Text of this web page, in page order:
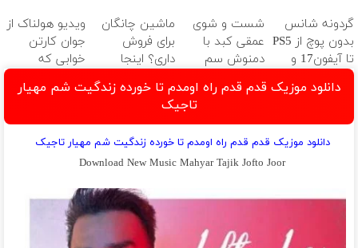
ضامن
دندان
با40%تخفیف)
میلیون تومان!!!
گردونه شانس
بدون پوچ از PS5
تا آیفون17 و
بیت کوین 🔥
شست و شوی
عمقی کبد با
دمنوش سم
ماشین چانگان
برای فروش
داری؟ اینجا
سریع بفروشش
ویدیو هولناک از
جوان کارتن
خوابی که
آموزش رایگان
دانلود موزیک قدم قدم راه اومدم تا خورده زندگیت شم مهیار
تاجیک
دانلود موزیک قدم قدم راه اومدم تا خورده زندگیت شم مهیار تاجیک
Download New Music Mahyar Tajik Jofto Joor